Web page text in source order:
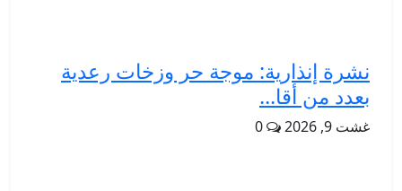
نشرة إنذارية: موجة حر وزخات رعدية
بعدد من أقا...
غشت 9, 2026 0